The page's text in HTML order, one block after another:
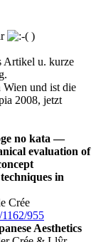
)
Artikel u. kurze
und ist die
2008, jetzt
no kata ―
evaluation of
in
Crée
955
Aesthetics